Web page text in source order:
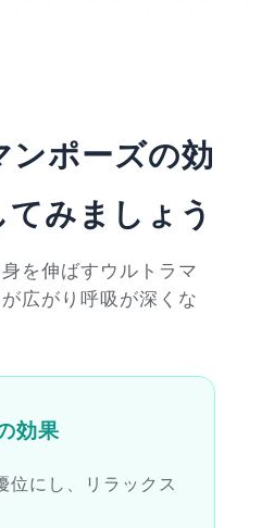
ンポーズの効
みましょう
を伸ばすウルトラマ
広がり呼吸が深くな
効果
位にし、リラックス